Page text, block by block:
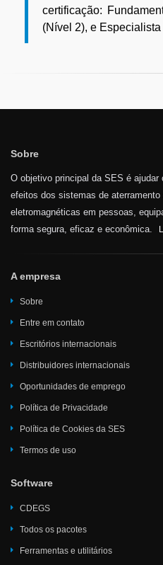
certificação:
(Nível 2), e
Sobre
O objetivo principal da SES é
efeitos dos sistemas de
eletromagnéticas em pessoas,
forma segura, eficaz e econômica.
A empresa
Sobre
Entre em contato
Escritórios internacionais
Distribuidores internacionais
Oportunidades de emprego
Política de Privacidade
Política de Cookies da SES
Termos de uso
Software
CDEGS
Todos os pacotes
Ferramentas e utilitários